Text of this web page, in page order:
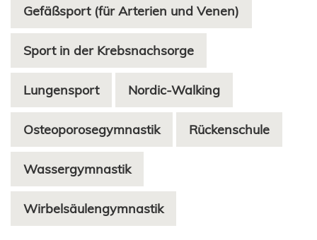
Gefäßsport (für Arterien und Venen)
Sport in der Krebsnachsorge
Lungensport Nordic-Walking
Osteoporosegymnastik Rückenschule
Wassergymnastik
Wirbelsäulengymnastik